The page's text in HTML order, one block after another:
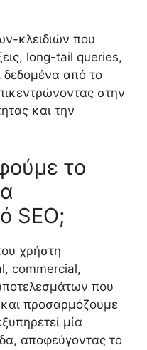
κλειδιών που
long-tail queries,
δεδομένα από το
στην
και την
το
SEO;
χρήστη
commercial,
που
προσαρμόζουμε
μία
αποφεύγοντας το